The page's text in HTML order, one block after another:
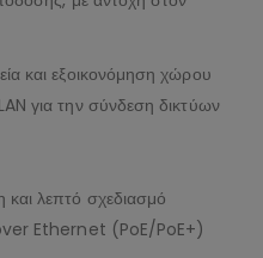
και εξοικονόμηση χώρου
για την σύνδεση δικτύων
λεπτό σχεδιασμό
Ethernet (PoE/PoE+)